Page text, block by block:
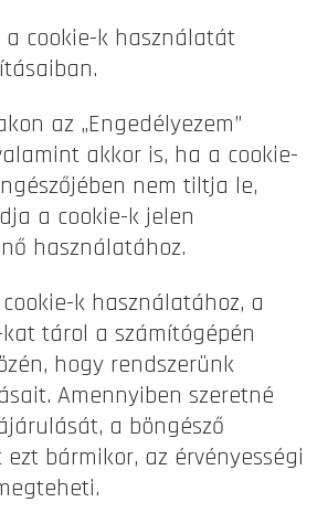
cookie-k használatát
az „Engedélyezem”
akkor is, ha a cookie-
nem tiltja le,
a cookie-k jelen
használatához.
k használatához, a
tárol a számítógépén
hogy rendszerünk
Amennyiben szeretné
a böngésző
bármikor, az érvényességi